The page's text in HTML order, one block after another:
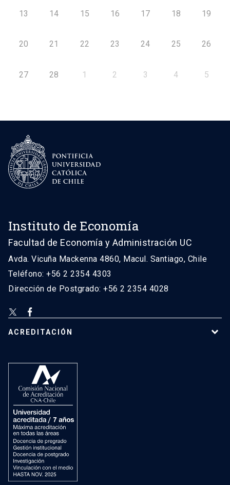
13 14 15 16 17 18 19
20 21 22 23 24 25 26
27 28 1 2 3 4 5
Instituto de Economía
Facultad de Economía y Administración UC
Avda. Vicuña Mackenna 4860, Macul. Santiago, Chile
Teléfono: +56 2 2354 4303
Dirección de Postgrado: +56 2 2354 4028
ACREDITACIÓN